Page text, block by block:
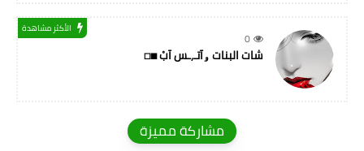
0
الأكثر مشاهدة
شات البنات ۅآتـ,ـس آبْ ◼◻
مشاركة مميزة